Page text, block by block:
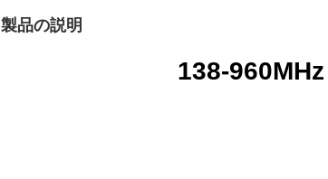
製品の説明
138-9